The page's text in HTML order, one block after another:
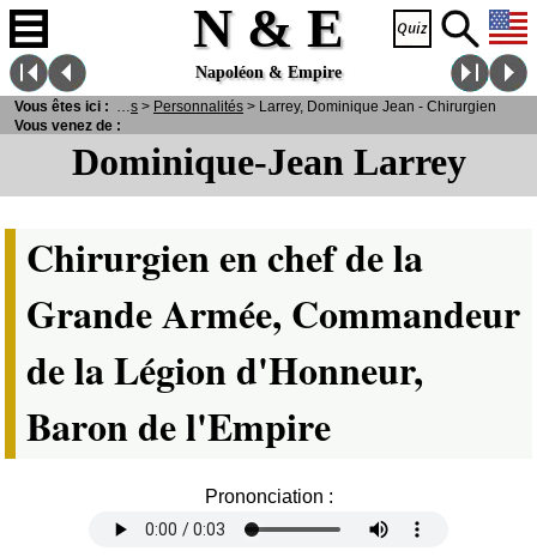
N & E
Napoléon & Empire
Dominique-Jean Larrey
Chirurgien en chef de la
Grande Armée, Commandeur
de la Légion d'Honneur,
Baron de l'Empire
Prononciation :
Vous êtes ici :
& E> Personnages > Personnalités > Larrey, Dominique Jean - Chirurgien
Vous venez de :